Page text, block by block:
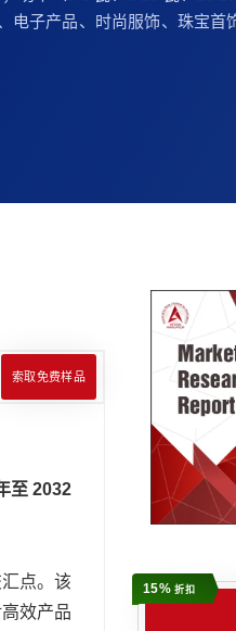
电子产品、时尚服饰、珠宝首
索取免费样品
至 2032
点。该
效产品
15%折扣